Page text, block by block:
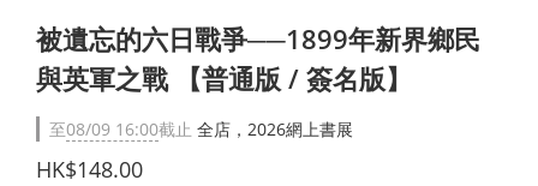
被遺忘的六日戰爭──1899年新界鄉民
與英軍之戰 【普通版 / 簽名版】
至08/09 16:00截止 全店，2026網上書展
HK$148.00